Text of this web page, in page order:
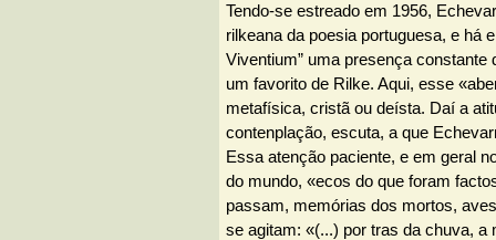
Tendo-se estreado em 1956,
rilkeana da poesia portuguesa, e há
Viventium” uma presença constante
um favorito de Rilke. Aqui, esse
metafísica, cristã ou deísta. Daí a
contenplação, escuta, a que
Essa atenção paciente, e em geral
do mundo, «ecos do que foram
passam, memórias dos mortos,
se agitam: «(...) por tras da chuva, a